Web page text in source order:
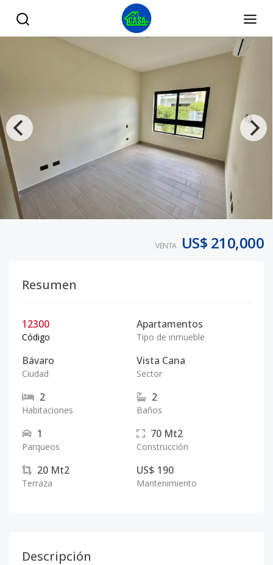
VENTA US$ 210,000
Resumen
12300
Código
Apartamentos
Tipo de inmueble
Bávaro
Ciudad
Vista Cana
Sector
2
Habitaciones
2
Baños
1
Parqueos
70 Mt2
Construcción
20 Mt2
Terraza
US$ 190
Mantenimiento
Descripción
Apartamento en venta en vista cana con confotur - Tu Casa